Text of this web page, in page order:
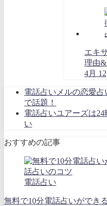
エキ
理由
4月
電話占いメルの恋愛
で話題！
電話占いユアーズは
い
おすすめの記事
電話占い
無料で10分電話占いができ